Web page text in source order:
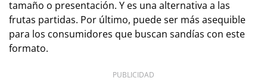
tamaño o presentación. Y es una alternativa a las
frutas partidas. Por último, puede ser más asequible
para los consumidores que buscan sandías con este
formato.
PUBLICIDAD